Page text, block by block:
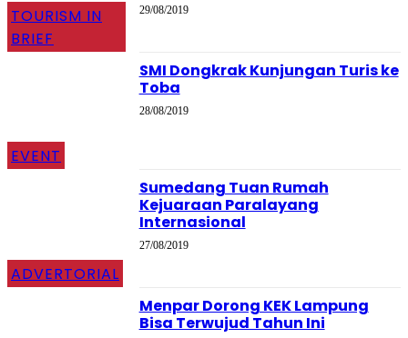
TOURISM IN
BRIEF
29/08/2019
EVENT
SMI Dongkrak Kunjungan Turis ke
Toba
28/08/2019
ADVERTORIAL
Sumedang Tuan Rumah
Kejuaraan Paralayang
Internasional
27/08/2019
Menpar Dorong KEK Lampung
Bisa Terwujud Tahun Ini